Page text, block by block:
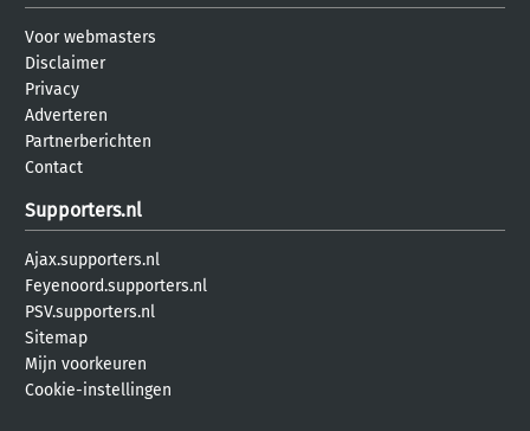
Voor webmasters
Disclaimer
Privacy
Adverteren
Partnerberichten
Contact
Supporters.nl
Ajax.supporters.nl
Feyenoord.supporters.nl
PSV.supporters.nl
Sitemap
Mijn voorkeuren
Cookie-instellingen